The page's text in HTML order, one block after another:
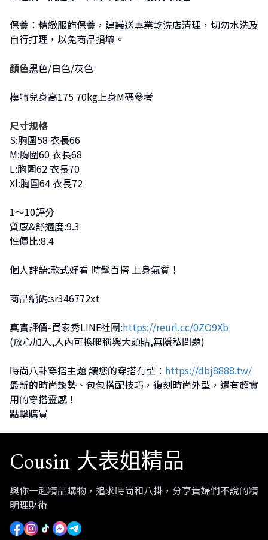
保養：精緻服飾保養，建議送專業乾洗店清理，切勿水洗及
自行打理，以免商品損壞。
顏色黑色/白色/灰色
模特兒身高175 70kg上身M碼參考
尺寸規格
S:胸圍58 衣長66
M:胸圍60 衣長68
L:胸圍62 衣長70
Xl:胸圍64 衣長72
1～10評分
質感&舒適度:9.3
性價比:8.4
個人評語:款式好看 時髦百搭 上身氣質！
商品編碼:sr346772xt
真實評價-買家秀LINE社團:https://reurl.cc/0ZO9Xb
(放心加入,入內可換暱稱與大頭貼,無隱私問題)
時尚八卦穿搭主題 讓您的穿搭有型： https://dbj8888.tw/
最新的時尚趨勢、包包搭配技巧，復刻時尚外型，還有超實
用的穿搭靈感！
點擊購買
Cousin 大表姐精品
與你一起精品購物，追求時尚和八掛，分享貴婦們不說的精
明理財術